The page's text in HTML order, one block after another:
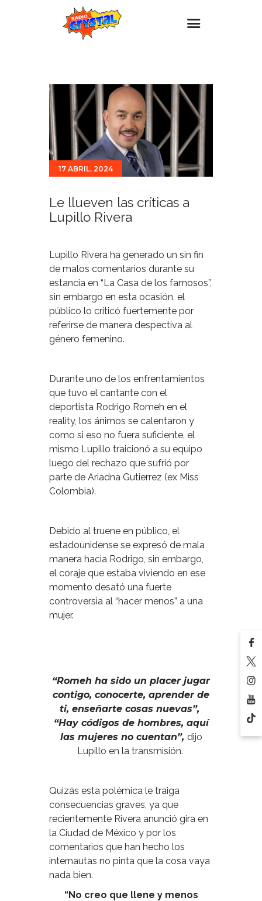
Estaciones
Eventos
Promociones
Noticias
Para ti
17 ABRIL, 2024
Le llueven las críticas a
Lupillo Rivera
Lupillo Rivera ha generado un sin fin
de malos comentarios durante su
estancia en “La Casa de los famosos”,
sin embargo en esta ocasión, el
público lo criticó fuertemente por
referirse de manera despectiva al
género femenino.
Durante uno de los enfrentamientos
que tuvo el cantante con el
deportista Rodrigo Romeh en el
reality, los ánimos se calentaron y
como si eso no fuera suficiente, el
mismo Lupillo traicionó a su equipo
luego del rechazo que sufrió por
parte de Ariadna Gutierrez (ex Miss
Colombia).
Debido al truene en público, el
estadounidense se expresó de mala
manera hacia Rodrigo, sin embargo,
el coraje que estaba viviendo en ese
momento desató una fuerte
controversia al “hacer menos” a una
mujer.
“Romeh ha sido un placer jugar
contigo, conocerte, aprender de
ti, enseñarte cosas nuevas”,
“Hay códigos de hombres, aquí
las mujeres no cuentan”, dijo
Lupillo en la transmisión.
Quizás esta polémica le traiga
consecuencias graves, ya que
recientemente Rivera anunció gira en
la Ciudad de México y por los
comentarios que han hecho los
internautas no pinta que la cosa vaya
nada bien.
“No creo que llene y menos